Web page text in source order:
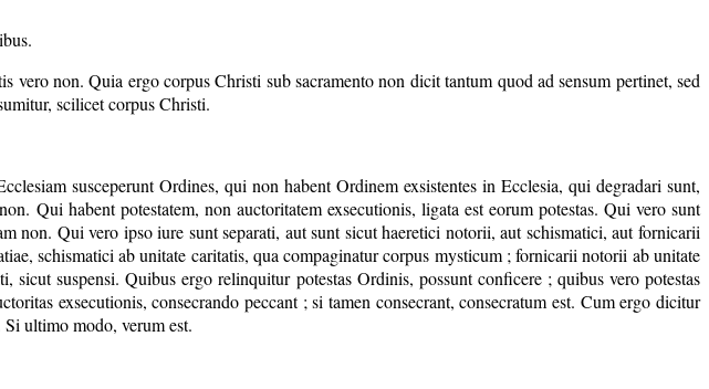
non. Quia ergo corpus Christi sub sacramento non dicit tantum quod ad sensum pertinet, sed
scilicet corpus Christi.
susceperunt Ordines, qui non habent Ordinem exsistentes in Ecclesia, qui degradari sunt,
Qui habent potestatem, non auctoritatem exsecutionis, ligata est eorum potestas. Qui vero sunt
non. Qui vero ipso iure sunt separati, aut sunt sicut haeretici notorii, aut schismatici, aut fornicarii
schismatici ab unitate caritatis, qua compaginatur corpus mysticum ; fornicarii notorii ab unitate
suspensi. Quibus ergo relinquitur potestas Ordinis, possunt conficere ; quibus vero potestas
exsecutionis, consecrando peccant ; si tamen consecrant, consecratum est. Cum ergo dicitur
ultimo modo, verum est.